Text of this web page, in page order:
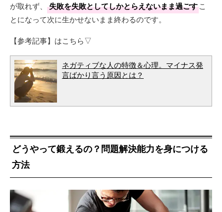
が取れず、
失敗を失敗としてしかとらえないまま過ごすこ
とになって次に生かせないまま終わるのです。
【参考記事】はこちら▽
ネガティブな人の特徴＆心理。マイナス発
言ばかり言う原因とは？
どうやって鍛えるの？問題解決能力を身につける
方法